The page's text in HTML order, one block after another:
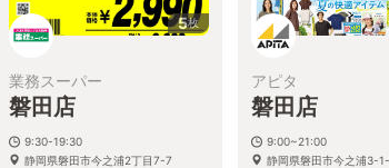
5枚
業務スーパー
磐田店
9:30-19:30
静岡県磐田市今之浦2丁目7-7
アピタ
磐田店
9:00~21:00
静岡県磐田市今之浦3-